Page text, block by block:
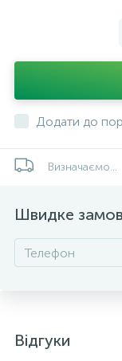
Додати до
Визначаємо...
Швидке
Відгуки